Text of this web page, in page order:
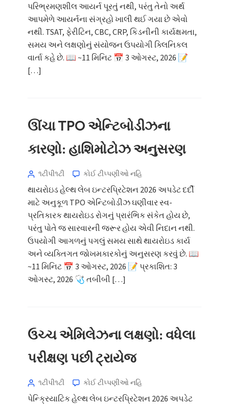
પરિભ્રમણશીલ આયર્ન પૂરતું નથી, પરંતુ તેનો અર્થ
આપમેળે આયર્નના સંગ્રહો ખાલી થઈ ગયા છે એવો
નથી. TSAT, ફેરીટિન, CBC, CRP, કિડનીની કાર્યક્ષમતા,
સમય અને લક્ષણોનું સંયોજન ઉપયોગી ક્લિનિકલ
વાર્તા કહે છે. 📖 ~11 મિનિટ 📅 3 ઓગસ્ટ, 2026 📝
[…]
ઊંચા TPO એન્ટિબોડીઝના
કારણો: હાશિમોટોઝ અનુસરણ
૧ટીપી૧ટી કોઈ ટીપ્પણીઓ નહિ
થાયરોઇડ હેલ્થ લેબ ઇન્ટરપ્રિટેશન 2026 અપડેટ દર્દી
માટે અનુકૂળ TPO એન્ટિબોડીઝ ઘણીવાર સ્વ-
પ્રતિકારક થાયરોઇડ રોગનું પ્રારંભિક સંકેત હોય છે,
પરંતુ પોતે જ સારવારની જરૂર હોય એવી નિદાન નથી.
ઉપયોગી આગળનું પગલું સમય સાથે થાયરોઇડ કાર્ય
અને વ્યક્તિગત જોખમકારકોનું અનુસરણ કરવું છે. 📖
~11 મિનિટ 📅 3 ઓગસ્ટ, 2026 📝 પ્રકાશિત: 3
ઓગસ્ટ, 2026 🩺 તબીબી […]
ઉચ્ચ એમિલેઝના લક્ષણો: વધેલા
પરીક્ષણ પછી ટ્રાયેજ
૧ટીપી૧ટી કોઈ ટીપ્પણીઓ નહિ
પેન્ક્રિયાટિક હેલ્થ લેબ ઇન્ટરપ્રિટેશન 2026 અપડેટ